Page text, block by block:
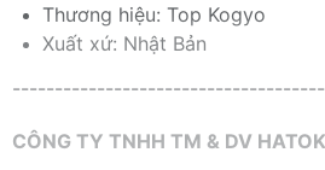
Thương hiệu: Top Kogyo
Xuất xứ: Nhật Bản
CÔNG TY TNHH TM & DV HATOK